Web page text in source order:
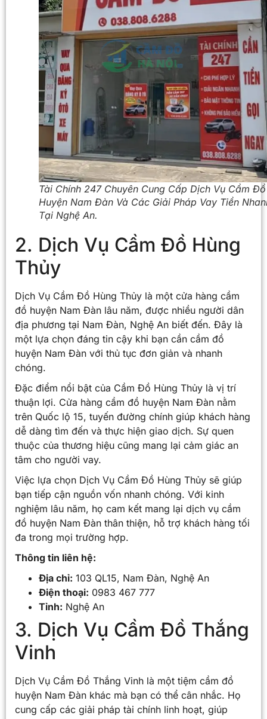
Tài Chính 247 Chuyên Cung Cấp Dịch Vụ Cầm Đồ
Huyện Nam Đàn Và Các Giải Pháp Vay Tiền
Tại Nghệ An.
2. Dịch Vụ Cầm Đồ Hùng
Thủy
Dịch Vụ Cầm Đồ Hùng Thủy là một cửa hàng cầm
đồ huyện Nam Đàn lâu năm, được nhiều người dân
địa phương tại Nam Đàn, Nghệ An biết đến. Đây là
một lựa chọn đáng tin cậy khi bạn cần cầm đồ
huyện Nam Đàn với thủ tục đơn giản và nhanh
chóng.
Đặc điểm nổi bật của Cầm Đồ Hùng Thủy là vị trí
thuận lợi. Cửa hàng cầm đồ huyện Nam Đàn nằm
trên Quốc lộ 15, tuyến đường chính giúp khách hàng
dễ dàng tìm đến và thực hiện giao dịch. Sự quen
thuộc của thương hiệu cũng mang lại cảm giác an
tâm cho người vay.
Việc lựa chọn Dịch Vụ Cầm Đồ Hùng Thủy sẽ giúp
bạn tiếp cận nguồn vốn nhanh chóng. Với kinh
nghiệm lâu năm, họ cam kết mang lại dịch vụ cầm
đồ huyện Nam Đàn thân thiện, hỗ trợ khách hàng tối
đa trong mọi trường hợp.
Thông tin liên hệ:
Địa chỉ: 103 QL15, Nam Đàn, Nghệ An
Điện thoại: 0983 467 777
Tỉnh: Nghệ An
3. Dịch Vụ Cầm Đồ Thắng
Vinh
Dịch Vụ Cầm Đồ Thắng Vinh là một tiệm cầm đồ
huyện Nam Đàn khác mà bạn có thể cân nhắc. Họ
cung cấp các giải pháp tài chính linh hoạt, giúp